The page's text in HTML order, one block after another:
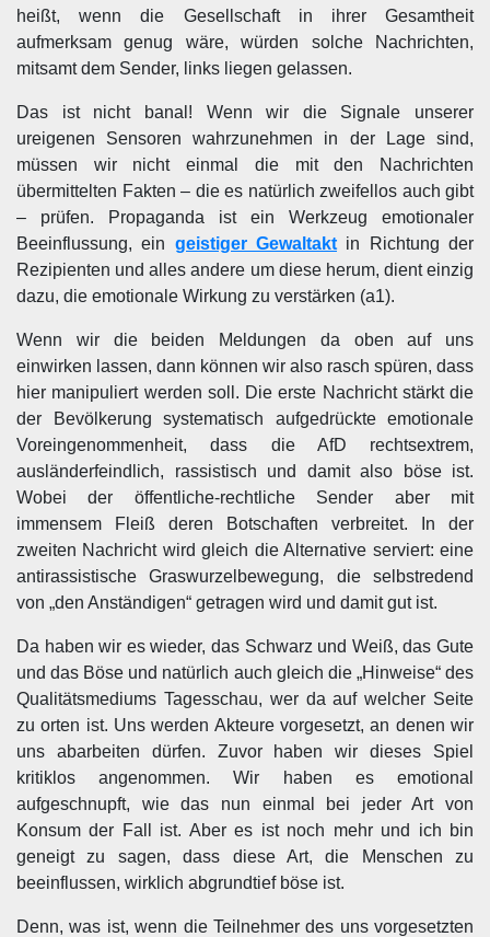
heißt, wenn die Gesellschaft in ihrer Gesamtheit
aufmerksam genug wäre, würden solche Nachrichten,
mitsamt dem Sender, links liegen gelassen.
Das ist nicht banal! Wenn wir die Signale unserer
ureigenen Sensoren wahrzunehmen in der Lage sind,
müssen wir nicht einmal die mit den Nachrichten
übermittelten Fakten – die es natürlich zweifellos auch gibt
– prüfen. Propaganda ist ein Werkzeug emotionaler
Beeinflussung, ein geistiger Gewaltakt in Richtung der
Rezipienten und alles andere um diese herum, dient einzig
dazu, die emotionale Wirkung zu verstärken (a1).
Wenn wir die beiden Meldungen da oben auf uns
einwirken lassen, dann können wir also rasch spüren, dass
hier manipuliert werden soll. Die erste Nachricht stärkt die
der Bevölkerung systematisch aufgedrückte emotionale
Voreingenommenheit, dass die AfD rechtsextrem,
ausländerfeindlich, rassistisch und damit also böse ist.
Wobei der öffentliche-rechtliche Sender aber mit
immensem Fleiß deren Botschaften verbreitet. In der
zweiten Nachricht wird gleich die Alternative serviert: eine
antirassistische Graswurzelbewegung, die selbstredend
von „den Anständigen“ getragen wird und damit gut ist.
Da haben wir es wieder, das Schwarz und Weiß, das Gute
und das Böse und natürlich auch gleich die „Hinweise“ des
Qualitätsmediums Tagesschau, wer da auf welcher Seite
zu orten ist. Uns werden Akteure vorgesetzt, an denen wir
uns abarbeiten dürfen. Zuvor haben wir dieses Spiel
kritiklos angenommen. Wir haben es emotional
aufgeschnupft, wie das nun einmal bei jeder Art von
Konsum der Fall ist. Aber es ist noch mehr und ich bin
geneigt zu sagen, dass diese Art, die Menschen zu
beeinflussen, wirklich abgrundtief böse ist.
Denn, was ist, wenn die Teilnehmer des uns vorgesetzten